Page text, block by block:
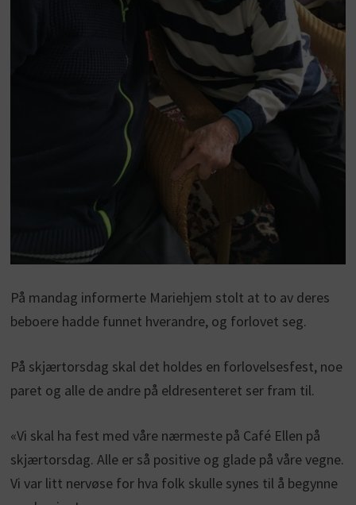
På mandag informerte Mariehjem stolt at to av deres
beboere hadde funnet hverandre, og forlovet seg.
På skjærtorsdag skal det holdes en forlovelsesfest, noe
paret og alle de andre på eldresenteret ser fram til.
«Vi skal ha fest med våre nærmeste på Café Ellen på
skjærtorsdag. Alle er så positive og glade på våre vegne.
Vi var litt nervøse for hva folk skulle synes til å begynne